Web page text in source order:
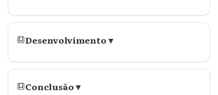
Desenvolvimento▾
Conclusão▾